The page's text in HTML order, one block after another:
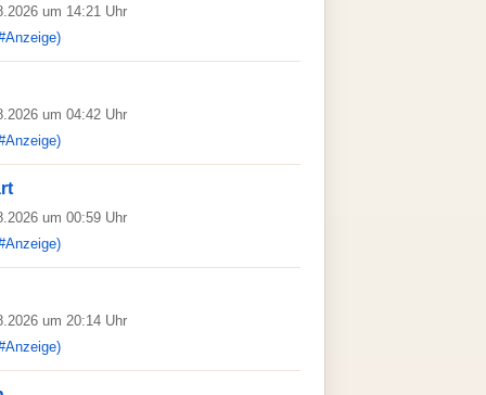
um 14:21 Uhr
um 04:42 Uhr
um 00:59 Uhr
um 20:14 Uhr